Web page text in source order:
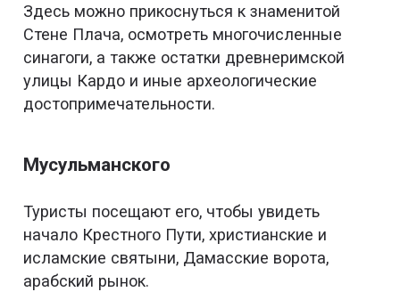
Здесь можно прикоснуться к знаменитой
Стене Плача, осмотреть многочисленные
синагоги, а также остатки древнеримской
улицы Кардо и иные археологические
достопримечательности.
Мусульманского
Туристы посещают его, чтобы увидеть
начало Крестного Пути, христианские и
исламские святыни, Дамасские ворота,
арабский рынок.